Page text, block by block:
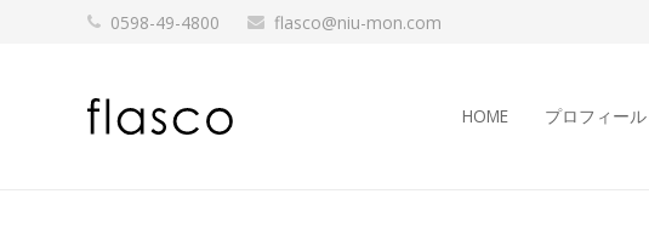
0598-49-4800 flasco@niu-mon.com
HOME プロフィール